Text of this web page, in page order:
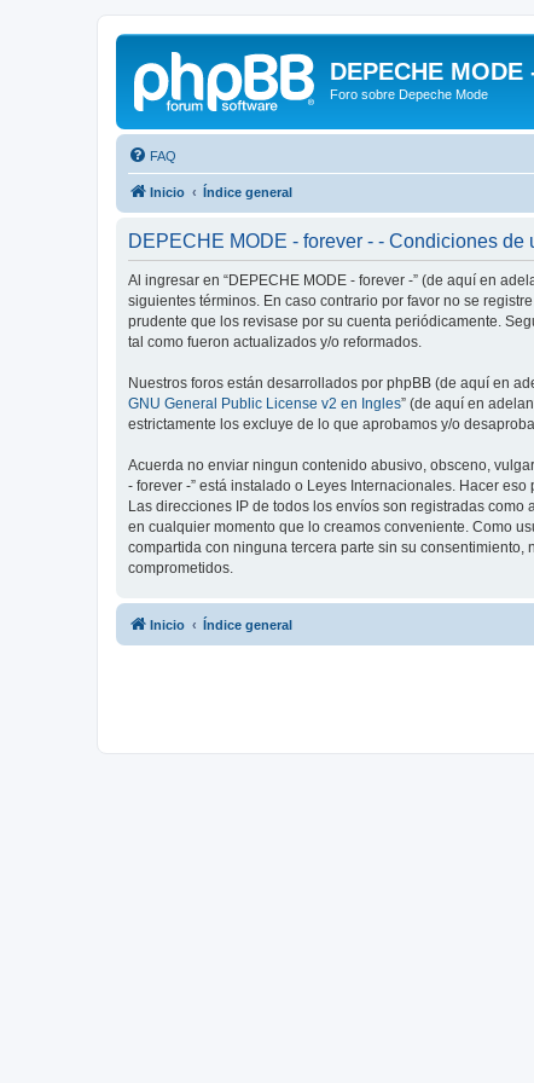
DEPECHE
Foro sobre Depeche Mode
FAQ
Inicio Índice general
DEPECHE MODE - forever - - Condiciones de
Al ingresar en “DEPECHE MODE - forever -” (de aquí en
siguientes términos. En caso contrario por favor no se
prudente que los revisase por su cuenta periódicamente.
tal como fueron actualizados y/o reformados.
Nuestros foros están desarrollados por phpBB (de aquí en
GNU General Public License v2 en Ingles” (de aquí en
estrictamente los excluye de lo que aprobamos y/o
Acuerda no enviar ningun contenido abusivo, obsceno,
- forever -” está instalado o Leyes Internacionales. Hacer
Las direcciones IP de todos los envíos son registradas como
en cualquier momento que lo creamos conveniente. Como
compartida con ninguna tercera parte sin su
comprometidos.
Inicio Índice general